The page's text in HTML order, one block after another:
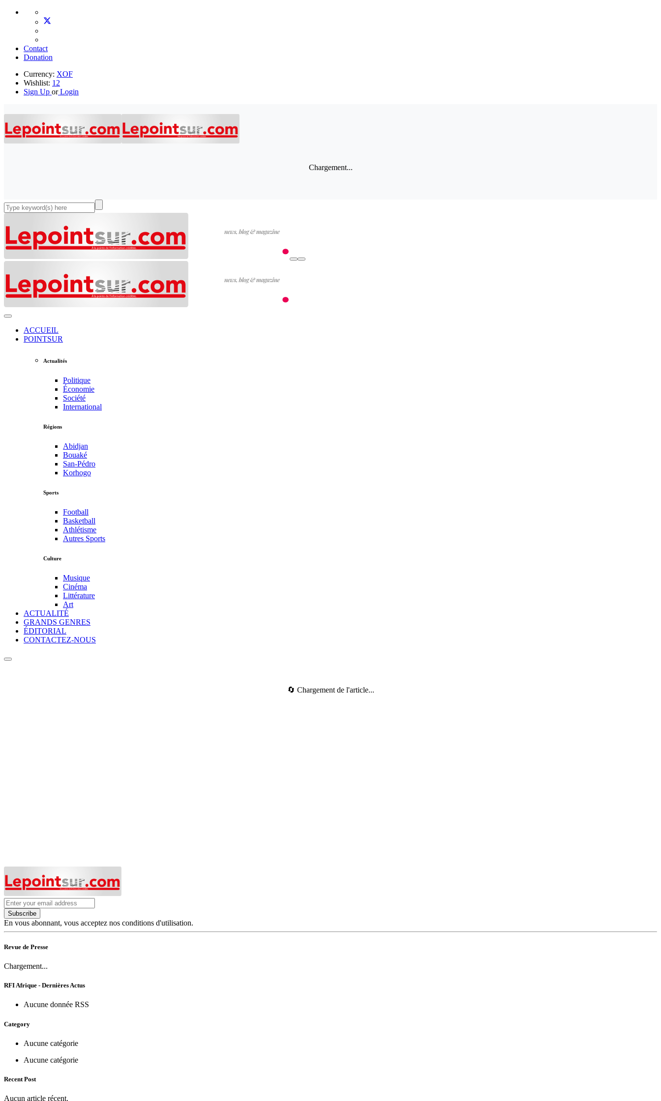
Contact
Donation
Currency: XOF
Wishlist: 12
Sign Up orLogin
Chargement...
ACCUEIL
POINTSUR
Actualités
Politique
Économie
Société
International
Régions
Abidjan
Bouaké
San-Pédro
Korhogo
Sports
Football
Basketball
Athlétisme
Autres Sports
Culture
Musique
Cinéma
Littérature
Art
ACTUALITÉ
GRANDS GENRES
ÉDITORIAL
CONTACTEZ-NOUS
🔄 Chargement de l'article...
Subscribe
En vous abonnant, vous acceptez nos conditions d'utilisation.
Revue de Presse
Chargement...
RFI Afrique - Dernières Actus
Aucune donnée RSS
Category
Aucune catégorie
Aucune catégorie
Recent Post
Aucun article récent.